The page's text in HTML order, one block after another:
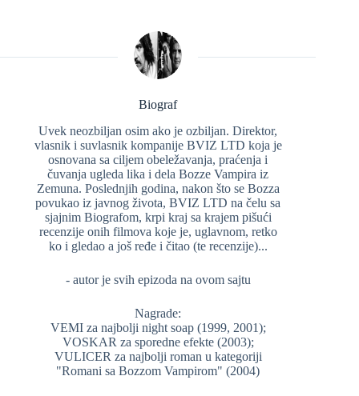
Biograf
Uvek neozbiljan osim ako je ozbiljan. Direktor,
vlasnik i suvlasnik kompanije BVIZ LTD koja je
osnovana sa ciljem obeležavanja, praćenja i
čuvanja ugleda lika i dela Bozze Vampira iz
Zemuna. Poslednjih godina, nakon što se Bozza
povukao iz javnog života, BVIZ LTD na čelu sa
sjajnim Biografom, krpi kraj sa krajem pišući
recenzije onih filmova koje je, uglavnom, retko
ko i gledao a još ređe i čitao (te recenzije)...
- autor je svih epizoda na ovom sajtu
Nagrade:
VEMI za najbolji night soap (1999, 2001);
VOSKAR za sporedne efekte (2003);
VULICER za najbolji roman u kategoriji
"Romani sa Bozzom Vampirom" (2004)